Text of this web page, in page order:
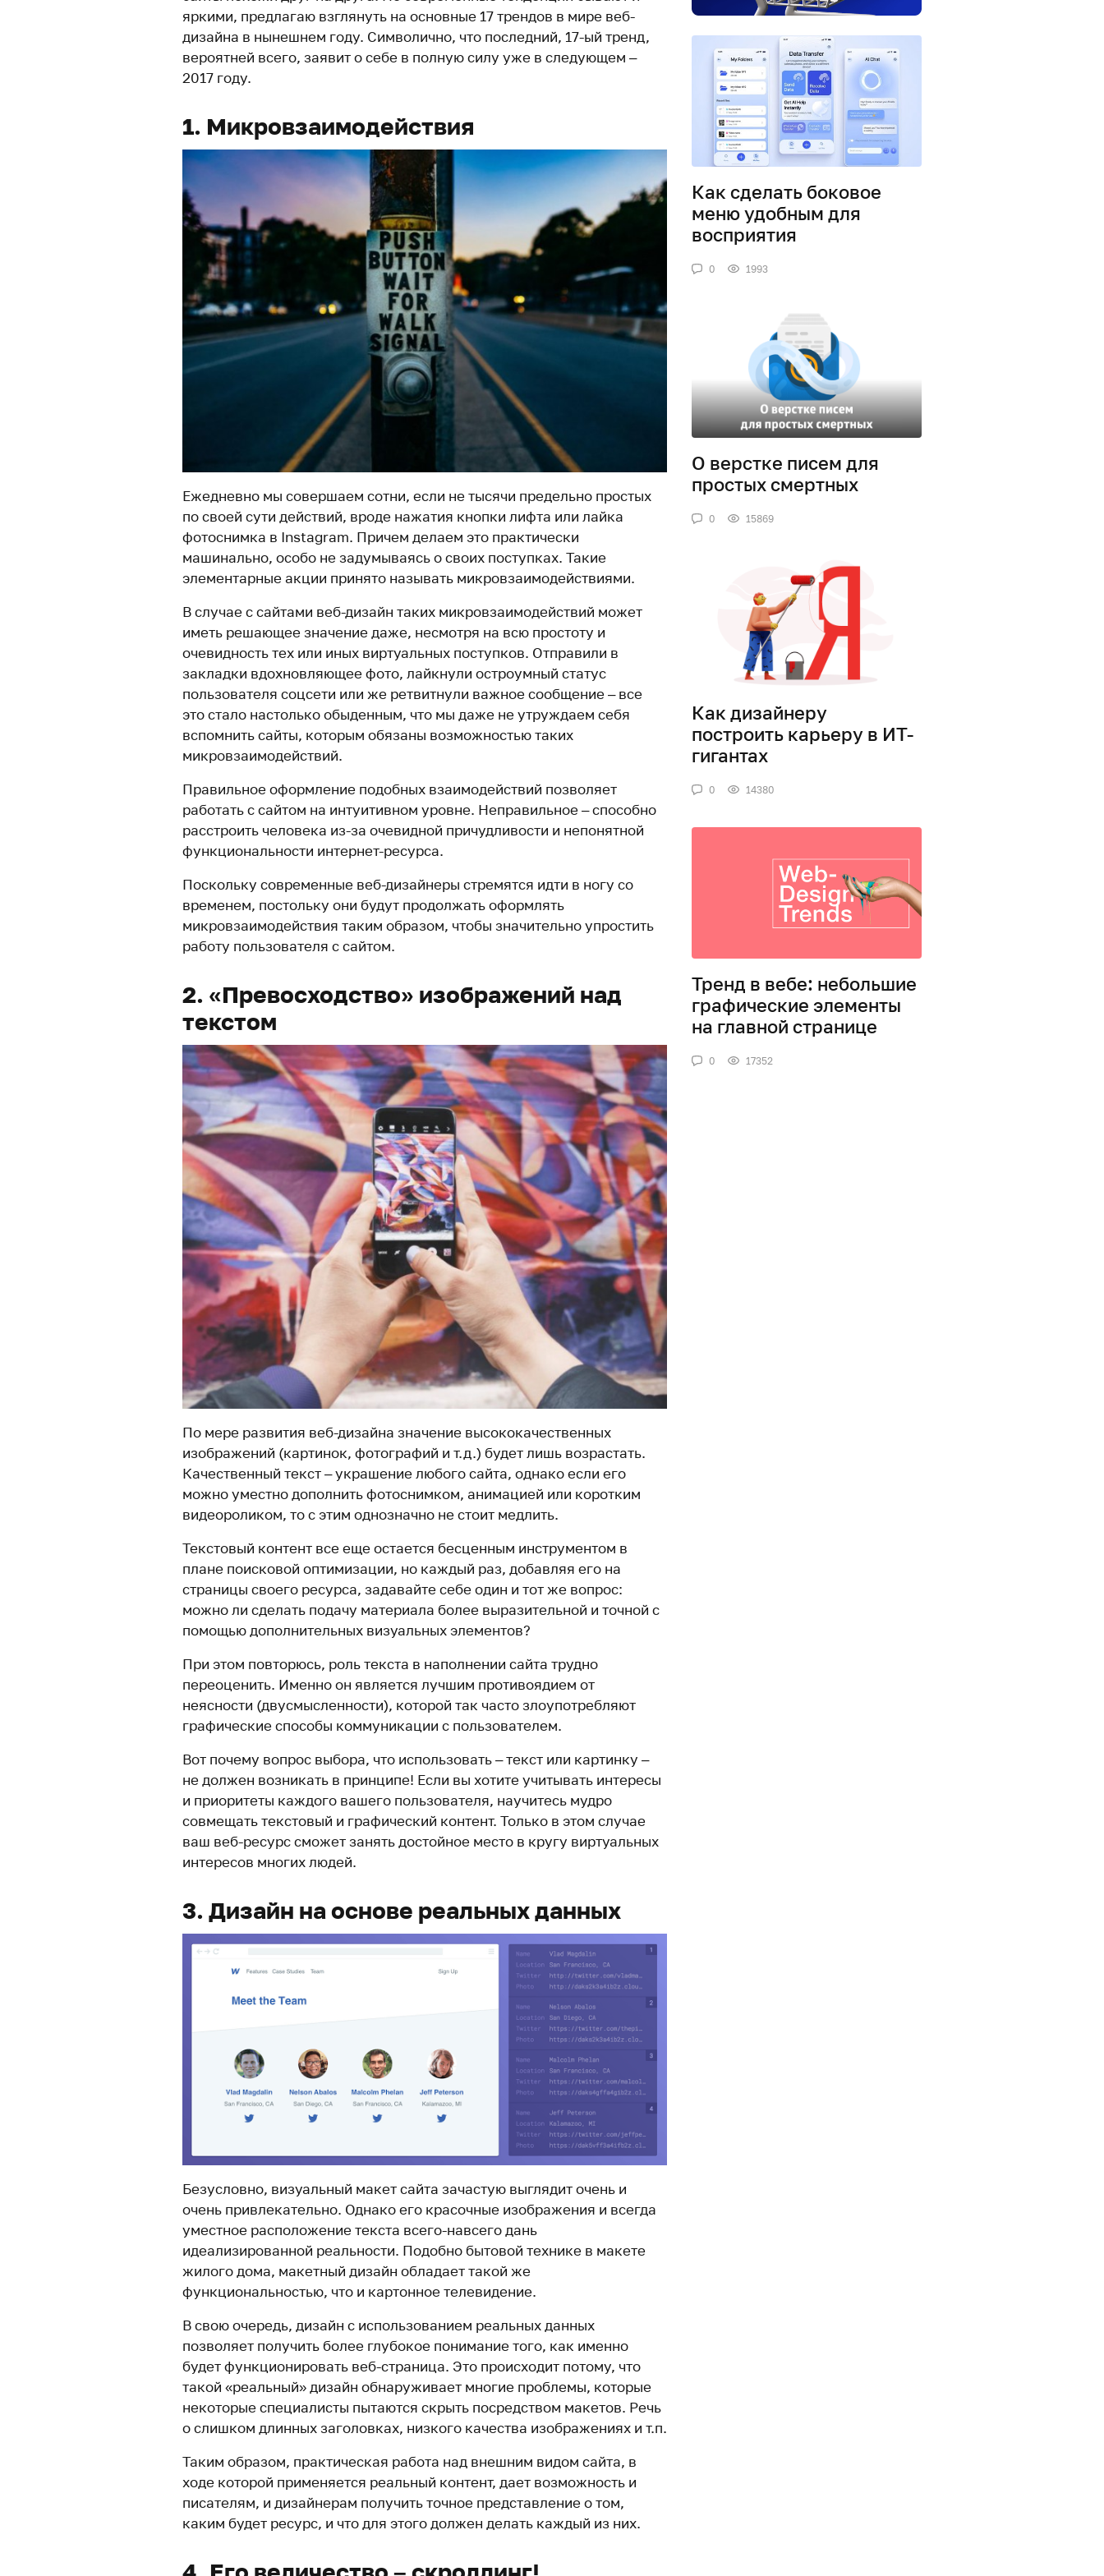
яркими, предлагаю взглянуть на основные 17 трендов в мире веб-
дизайна в нынешнем году. Символично, что последний, 17-ый тренд,
вероятней всего, заявит о себе в полную силу уже в следующем –
2017 году.
1. Микровзаимодействия
Ежедневно мы совершаем сотни, если не тысячи предельно простых
по своей сути действий, вроде нажатия кнопки лифта или лайка
фотоснимка в Instagram. Причем делаем это практически
машинально, особо не задумываясь о своих поступках. Такие
элементарные акции принято называть микровзаимодействиями.
В случае с сайтами веб-дизайн таких микровзаимодействий может
иметь решающее значение даже, несмотря на всю простоту и
очевидность тех или иных виртуальных поступков. Отправили в
закладки вдохновляющее фото, лайкнули остроумный статус
пользователя соцсети или же ретвитнули важное сообщение – все
это стало настолько обыденным, что мы даже не утруждаем себя
вспомнить сайты, которым обязаны возможностью таких
микровзаимодействий.
Правильное оформление подобных взаимодействий позволяет
работать с сайтом на интуитивном уровне. Неправильное – способно
расстроить человека из-за очевидной причудливости и непонятной
функциональности интернет-ресурса.
Поскольку современные веб-дизайнеры стремятся идти в ногу со
временем, постольку они будут продолжать оформлять
микровзаимодействия таким образом, чтобы значительно упростить
работу пользователя с сайтом.
2. «Превосходство» изображений над
текстом
По мере развития веб-дизайна значение высококачественных
изображений (картинок, фотографий и т.д.) будет лишь возрастать.
Качественный текст – украшение любого сайта, однако если его
можно уместно дополнить фотоснимком, анимацией или коротким
видеороликом, то с этим однозначно не стоит медлить.
Текстовый контент все еще остается бесценным инструментом в
плане поисковой оптимизации, но каждый раз, добавляя его на
страницы своего ресурса, задавайте себе один и тот же вопрос:
можно ли сделать подачу материала более выразительной и точной с
помощью дополнительных визуальных элементов?
При этом повторюсь, роль текста в наполнении сайта трудно
переоценить. Именно он является лучшим противоядием от
неясности (двусмысленности), которой так часто злоупотребляют
графические способы коммуникации с пользователем.
Вот почему вопрос выбора, что использовать – текст или картинку –
не должен возникать в принципе! Если вы хотите учитывать интересы
и приоритеты каждого вашего пользователя, научитесь мудро
совмещать текстовый и графический контент. Только в этом случае
ваш веб-ресурс сможет занять достойное место в кругу виртуальных
интересов многих людей.
3. Дизайн на основе реальных данных
Безусловно, визуальный макет сайта зачастую выглядит очень и
очень привлекательно. Однако его красочные изображения и всегда
уместное расположение текста всего-навсего дань
идеализированной реальности. Подобно бытовой технике в макете
жилого дома, макетный дизайн обладает такой же
функциональностью, что и картонное телевидение.
В свою очередь, дизайн с использованием реальных данных
позволяет получить более глубокое понимание того, как именно
будет функционировать веб-страница. Это происходит потому, что
такой «реальный» дизайн обнаруживает многие проблемы, которые
некоторые специалисты пытаются скрыть посредством макетов. Речь
о слишком длинных заголовках, низкого качества изображениях и т.п.
Таким образом, практическая работа над внешним видом сайта, в
ходе которой применяется реальный контент, дает возможность и
писателям, и дизайнерам получить точное представление о том,
каким будет ресурс, и что для этого должен делать каждый из них.
Как сделать боковое
меню удобным для
восприятия
0 1993
О верстке писем для
простых смертных
0 15869
Как дизайнеру
построить карьеру в ИТ-
гигантах
0 14380
Тренд в вебе: небольшие
графические элементы
на главной странице
0 17352